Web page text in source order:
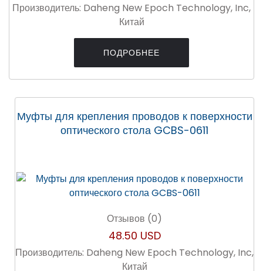
Производитель: Daheng New Epoch Technology, Inc,
Китай
ПОДРОБНЕЕ
Муфты для крепления проводов к поверхности
оптического стола GCBS-0611
Отзывов (0)
48.50 USD
Производитель: Daheng New Epoch Technology, Inc,
Китай